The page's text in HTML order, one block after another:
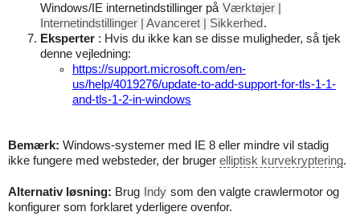
Windows/IE internetindstillinger på Værktøjer |
Internetindstillinger | Avanceret | Sikkerhed .
Eksperter : Hvis du ikke kan se disse muligheder, så tjek
denne vejledning:
https://support.microsoft.com/en-
us/help/4019276/update-to-add-support-for-tls-1-1-
and-tls-1-2-in-windows
Bemærk: Windows-systemer med IE 8 eller mindre vil stadig
ikke fungere med websteder, der bruger elliptisk kurvekryptering.
Alternativ løsning: Brug Indy som den valgte crawlermotor og
konfigurer som forklaret yderligere ovenfor.